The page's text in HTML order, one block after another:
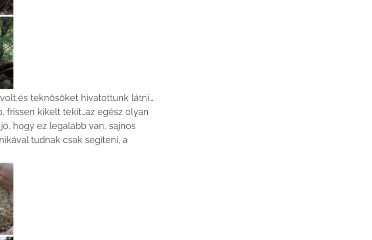
teknősöket hivatottunk látni…
frissen kikelt tekit…az egész olyan
hogy ez legalább van, sajnos
tudnak csak segíteni, a